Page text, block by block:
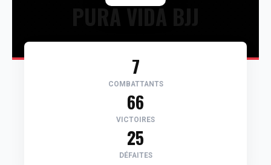
PURA VIDA BJJ
7
COMBATTANTS
66
VICTOIRES
25
DÉFAITES